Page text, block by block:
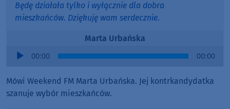
Będę działała tylko i wyłącznie dla dobra
mieszkańców. Dziękuję wam serdecznie.
Marta Urbańska
Audio
00:00 00:00
Mówi Weekend FM Marta Urbańska. Jej kontrkandydatka
szanuje wybór mieszkańców.